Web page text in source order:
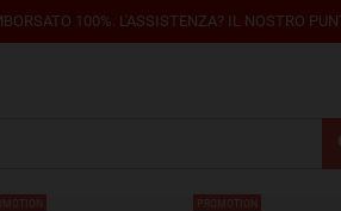
100%. L'ASSISTENZA? IL NOSTRO
PROMOTION